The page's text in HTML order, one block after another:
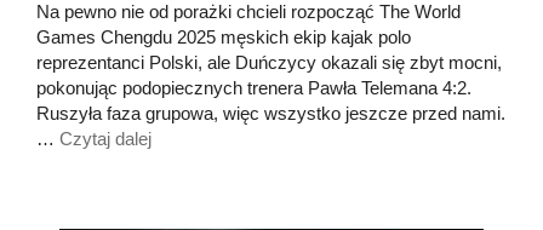
Na pewno nie od porażki chcieli rozpocząć The World
Games Chengdu 2025 męskich ekip kajak polo
reprezentanci Polski, ale Duńczycy okazali się zbyt mocni,
pokonując podopiecznych trenera Pawła Telemana 4:2.
Ruszyła faza grupowa, więc wszystko jeszcze przed nami.
… Czytaj dalej